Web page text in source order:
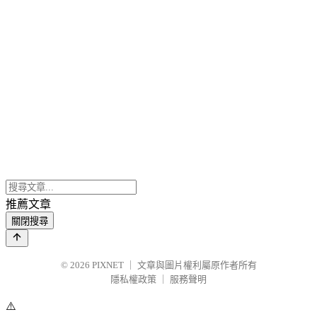
推薦文章
關閉搜尋
© 2026 PIXNET
文章與圖片權利屬原作者所有
隱私權政策
服務聲明
⚠️